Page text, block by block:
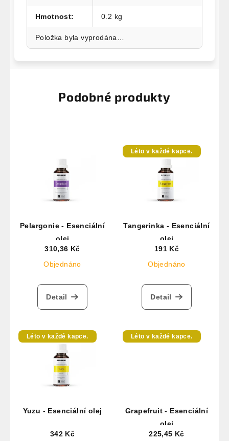
Hmotnost: 0.2 kg
Položka byla vyprodána…
Podobné produkty
Pelargonie - Esenciální
olej
310,36 Kč
Objednáno
Detail
Léto v každé kapce.
Tangerinka - Esenciální
olej
191 Kč
Objednáno
Detail
Léto v každé kapce.
Yuzu - Esenciální olej
342 Kč
Léto v každé kapce.
Grapefruit - Esenciální
olej
225,45 Kč